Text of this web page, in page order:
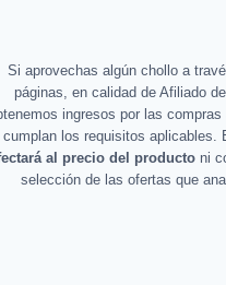
Si aprovechas algún chollo a
páginas, en calidad de Afiliado
ingresos por las
cumplan los requisitos aplicables.
al precio del producto ni
selección de las ofertas que